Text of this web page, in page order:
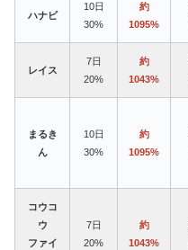
ハナビ
10日
30%
約
1095%
レイス
7日
20%
約
1043%
まるき
ん
10日
30%
約
1095%
コウコ
ウ
ファイ
7日
20%
約
1043%